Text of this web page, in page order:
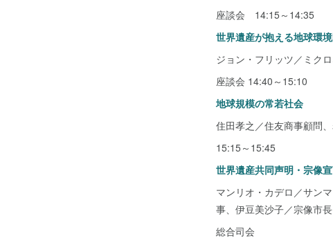
座談会 14:15～14:35
世界遺産が抱える地球環
ジョン・フリッツ／ミク
座談会 14:40～15:10
地球規模の常若社会
住田孝之／住友商事顧問
15:15～15:45
世界遺産共同声明・宗像
マンリオ・カデロ／サン
事、伊豆美沙子／宗像市
総合司会